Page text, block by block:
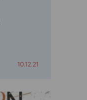
10.12.21